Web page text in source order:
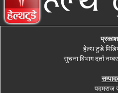
हेल्थ टुडे
सुचना बिभाग दर्ता
पदमराज